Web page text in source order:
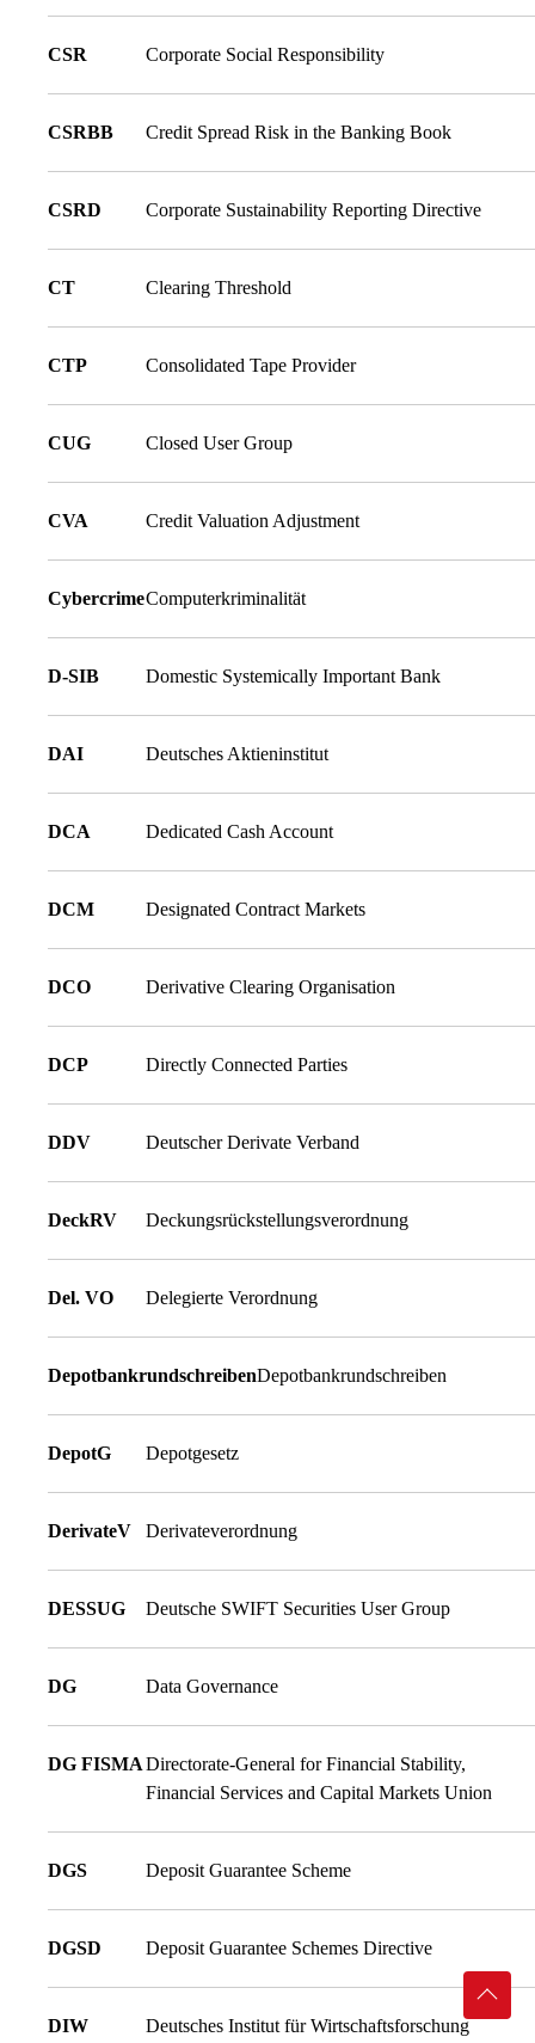
CSR Corporate Social Responsibility
CSRBB Credit Spread Risk in the Banking Book
CSRD Corporate Sustainability Reporting Directive
CT Clearing Threshold
CTP Consolidated Tape Provider
CUG Closed User Group
CVA Credit Valuation Adjustment
CybercrimeComputerkriminalität
D-SIB Domestic Systemically Important Bank
DAI Deutsches Aktieninstitut
DCA Dedicated Cash Account
DCM Designated Contract Markets
DCO Derivative Clearing Organisation
DCP Directly Connected Parties
DDV Deutscher Derivate Verband
DeckRV Deckungsrückstellungsverordnung
Del. VO Delegierte Verordnung
DepotbankrundschreibenDepotbankrundschreiben
DepotG Depotgesetz
DerivateV Derivateverordnung
DESSUG Deutsche SWIFT Securities User Group
DG Data Governance
DG FISMADirectorate-General for Financial Stability,
Financial Services and Capital Markets Union
DGS Deposit Guarantee Scheme
DGSD Deposit Guarantee Schemes Directive
DIW Deutsches Institut für Wirtschaftsforschung